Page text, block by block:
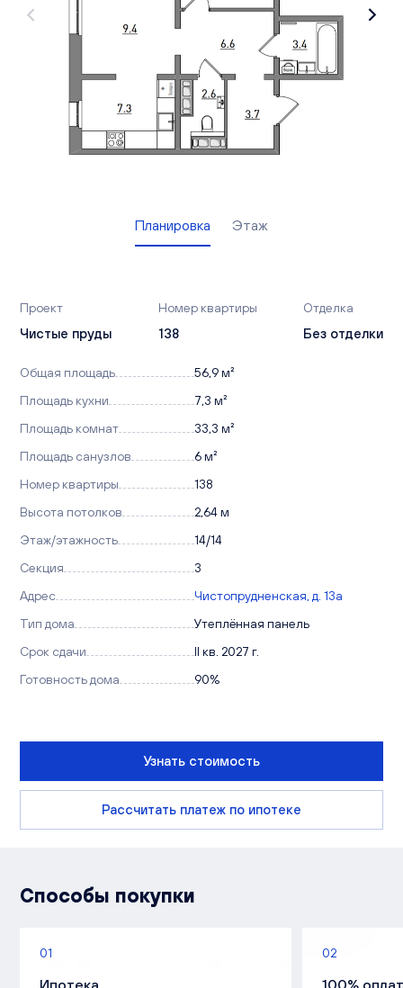
Вакансии
Офисы продаж
Планировка Этаж
Проект
Чистые пруды
Номер квартиры
138
Отделка
Без отделки
Общая площадь
56,9 м²
Площадь кухни
7,3 м²
Площадь комнат
33,3 м²
Площадь санузлов
6 м²
Номер квартиры
138
Высота потолков
2,64 м
Этаж/этажность
14/14
Секция
3
Адрес
Чистопрудненская, д. 13а
Тип дома
Утеплённая панель
Срок сдачи
II кв. 2027 г.
Готовность дома
90%
Узнать стоимость
Рассчитать платеж по ипотеке
Способы покупки
01
Ипотека
02
100%